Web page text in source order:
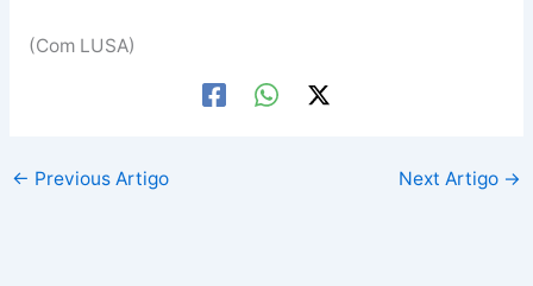
(Com LUSA)
← Previous Artigo Next Artigo →